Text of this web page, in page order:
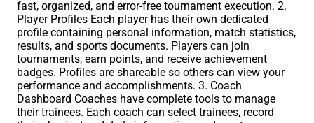
fast, organized, and error-free tournament execution. 2.
Player Profiles Each player has their own dedicated
profile containing personal information, match statistics,
results, and sports documents. Players can join
tournaments, earn points, and receive achievement
badges. Profiles are shareable so others can view your
performance and accomplishments. 3. Coach
Dashboard Coaches have complete tools to manage
their trainees. Each coach can select trainees, record